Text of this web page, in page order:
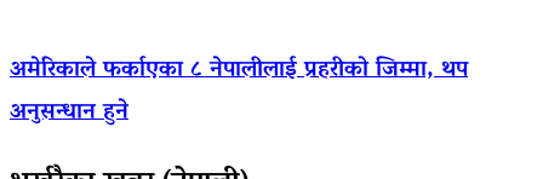
अमेरिकाले फर्काएका ८ नेपालीलाई प्रहरीको जिम्मा, थप
अनुसन्धान हुने